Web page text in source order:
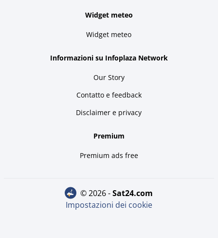
Widget meteo
Widget meteo
Informazioni su Infoplaza Network
Our Story
Contatto e feedback
Disclaimer e privacy
Premium
Premium ads free
© 2026 - sat24.com
Impostazioni dei cookie